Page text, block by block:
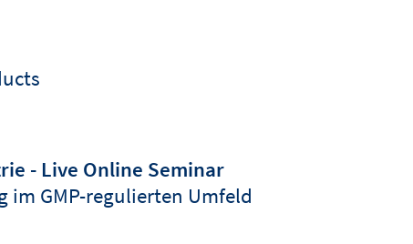
- Live Online Seminar
im GMP-regulierten Umfeld